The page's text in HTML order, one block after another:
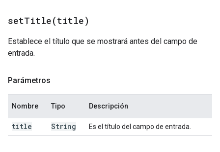
setTitle(title)
Establece el título que se mostrará antes del campo de
entrada.
Parámetros
Nombre Tipo Descripción
title String Es el título del campo de entrada.